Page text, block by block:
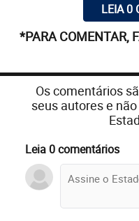
LEIA 0
*PARA COMENTAR,
Os comentários
seus autores e
Leia 0 comentários